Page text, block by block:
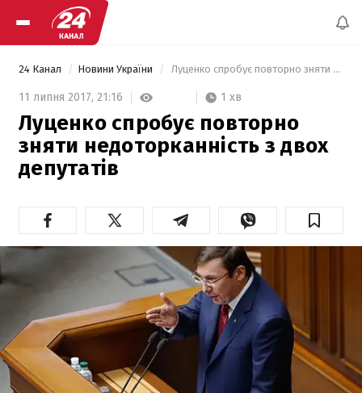
24 Канал Новини України Луценко спробує повторно зняти недоторканність з двох депутатів
11 липня 2017, 21:16 1 хв
Луценко спробує повторно
зняти недоторканність з двох
депутатів